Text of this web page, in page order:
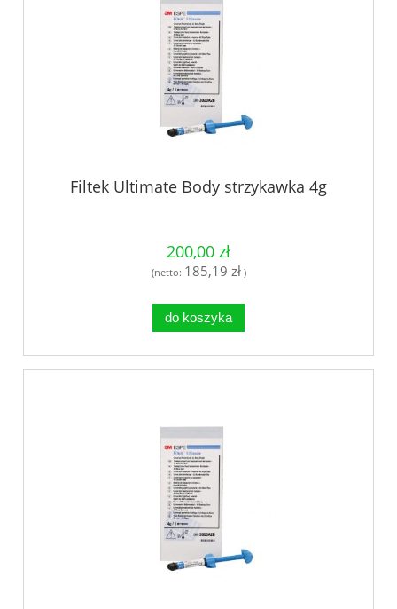
Filtek Ultimate Body strzykawka 4g
200,00 zł
(netto: 185,19 zł)
do koszyka